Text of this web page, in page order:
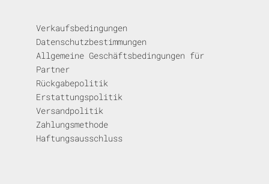
Verkaufsbedingungen
Datenschutzbestimmungen
Allgemeine Geschäftsbedingungen für
Partner
Rückgabepolitik
Erstattungspolitik
Versandpolitik
Zahlungsmethode
Haftungsausschluss